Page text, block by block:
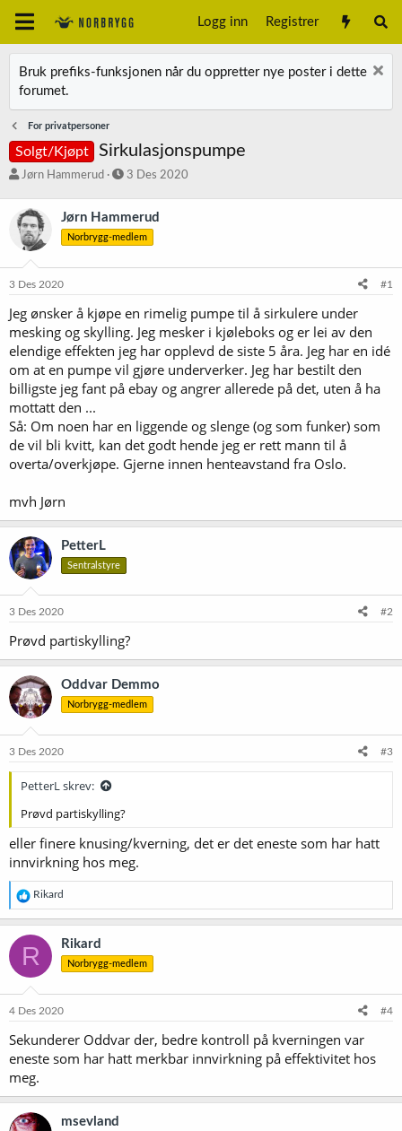
Logg inn Registrer
Bruk prefiks-funksjonen når du oppretter nye poster i dette
forumet.
For privatpersoner
Solgt/Kjøpt Sirkulasjonspumpe
T
d
s
a
r
e
r
Jørn Hammerud
S
r
t
a
3 Des 2020
Jørn Hammerud
Norbrygg-medlem
3 Des 2020 #1
Jeg ønsker å kjøpe en rimelig pumpe til å sirkulere under
mesking og skylling. Jeg mesker i kjøleboks og er lei av den
elendige effekten jeg har opplevd de siste 5 åra. Jeg har en idé
om at en pumpe vil gjøre underverker. Jeg har bestilt den
billigste jeg fant på ebay og angrer allerede på det, uten å ha
mottatt den ...
Så: Om noen har en liggende og slenge (og som funker) som
de vil bli kvitt, kan det godt hende jeg er rett mann til å
overta/overkjøpe. Gjerne innen henteavstand fra Oslo.
mvh Jørn
PetterL
Sentralstyre
3 Des 2020 #2
Prøvd partiskylling?
Oddvar Demmo
Norbrygg-medlem
3 Des 2020 #3
PetterL skrev:
Prøvd partiskylling?
eller finere knusing/kverning, det er det eneste som har hatt
innvirkning hos meg.
R
e
a
k
s
j
o
e
:
Rikard
R Rikard
Norbrygg-medlem
4 Des 2020 #4
Sekunderer Oddvar der, bedre kontroll på kverningen var
eneste som har hatt merkbar innvirkning på effektivitet hos
meg.
msevland